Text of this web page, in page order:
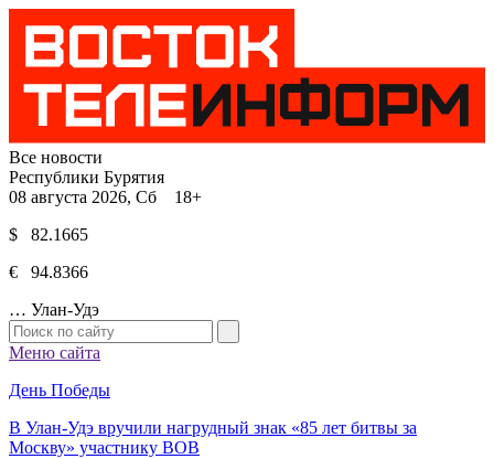
Все новости
Республики Бурятия
08 августа 2026, Сб 18+
$ 82.1665
€ 94.8366
… Улан-Удэ
Меню сайта
День Победы
В Улан-Удэ вручили нагрудный знак «85 лет битвы за
Москву» участнику ВОВ